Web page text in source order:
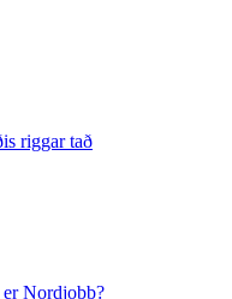
riggar tað
Nordjobb?